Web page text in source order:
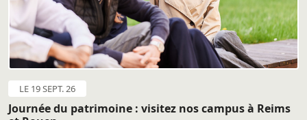
LE 19 SEPT. 26
Journée du patrimoine : visitez nos campus à Reims